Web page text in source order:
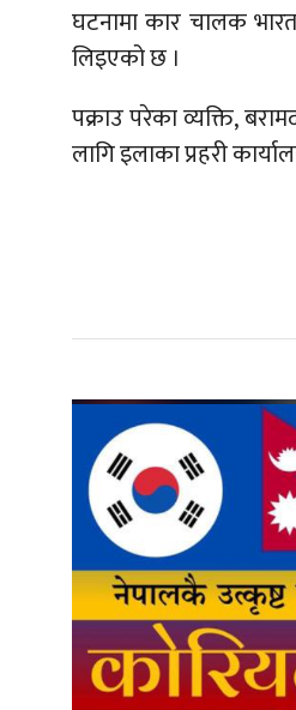
घटनामा कार चालक
लिइएको छ ।
पक्राउ परेका व्यक्ति,
लागि इलाका प्रहरी